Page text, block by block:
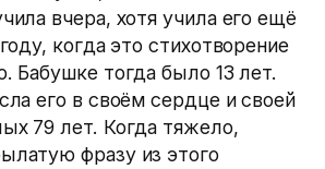
вчера, хотя учила его ещё
когда это стихотворение
Бабушке тогда было 13 лет.
его в своём сердце и своей
79 лет. Когда тяжело,
фразу из этого